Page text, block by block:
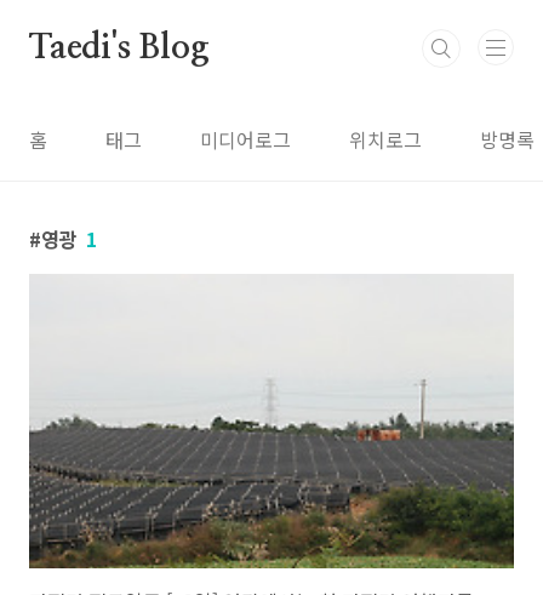
Taedi's Blog
홈 태그 미디어로그 위치로그 방명록
영광 1